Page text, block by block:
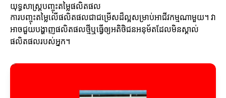
យុទ្ធសាស្ត្របញ្ចុះតម្លៃផលិតផល
ការបញ្ចុះតម្លៃលើផលិតផលជាជម្រើសដ៏ល្អសម្រាប់អាជីវកម្មណាមួយ។ វា
អាចជួយបង្ហាញផលិតផលថ្មីឬធ្វើឲ្យអតិថិជនអនុម័តដែលមិនស្គាល់
ផលិតផលរបស់អ្នក។